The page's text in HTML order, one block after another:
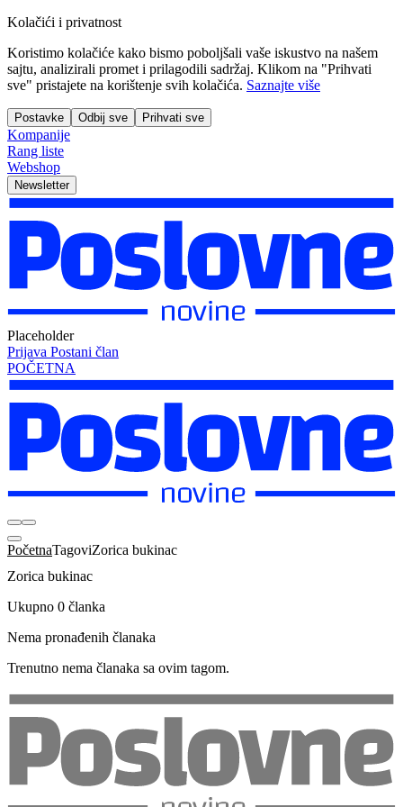
Kolačići i privatnost
Koristimo kolačiće kako bismo poboljšali vaše iskustvo na našem
sajtu, analizirali promet i prilagodili sadržaj. Klikom na "Prihvati
sve" pristajete na korištenje svih kolačića. Saznajte više
Postavke Odbij sve Prihvati sve
Kompanije
Rang liste
Webshop
Newsletter
Placeholder
Prijava Postani član
POČETNA
PočetnaTagoviZorica bukinac
Zorica bukinac
Ukupno 0 članka
Nema pronađenih članaka
Trenutno nema članaka sa ovim tagom.